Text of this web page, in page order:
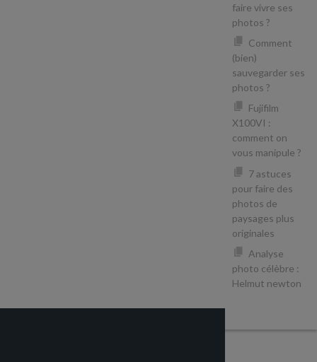
faire vivre ses
photos ?
Comment
(bien)
sauvegarder ses
photos ?
Fujifilm
X100VI :
comment on
vous manipule ?
7 astuces
pour faire des
photos de
paysages plus
originales
Analyse
photo célèbre :
Helmut newton